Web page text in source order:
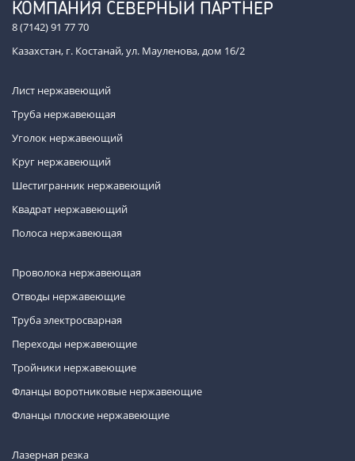
КОМПАНИЯ СЕВЕРНЫЙ ПАРТНЕР
8 (7142) 91 77 70
Казахстан, г. Костанай, ул. Мауленова, дом 16/2
Лист нержавеющий
Труба нержавеющая
Уголок нержавеющий
Круг нержавеющий
Шестигранник нержавеющий
Квадрат нержавеющий
Полоса нержавеющая
Проволока нержавеющая
Отводы нержавеющие
Труба электросварная
Переходы нержавеющие
Тройники нержавеющие
Фланцы воротниковые нержавеющие
Фланцы плоские нержавеющие
Лазерная резка